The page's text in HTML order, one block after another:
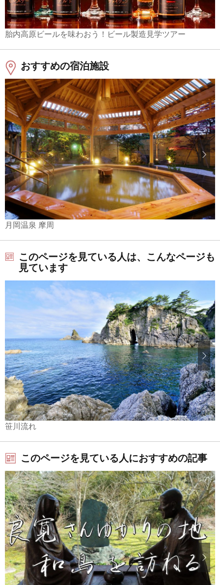
胎内高原ビールを味わおう！ビール製造見学ツアー
おすすめの宿泊施設
月岡温泉 摩周
このページを見ている人は、こんなページも
見ています
笹川流れ
このページを見ている人におすすめの記事